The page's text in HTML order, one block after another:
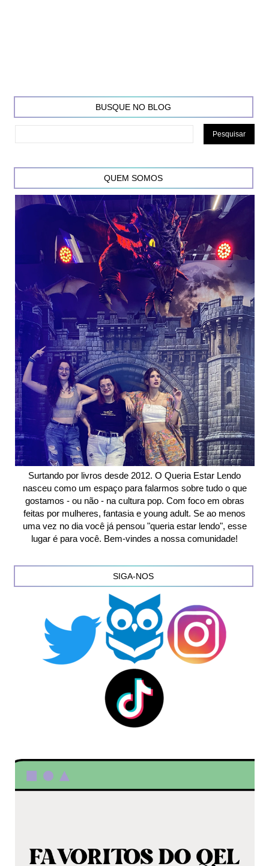
BUSQUE NO BLOG
QUEM SOMOS
Surtando por livros desde 2012. O Queria Estar Lendo
nasceu como um espaço para falarmos sobre tudo o que
gostamos - ou não - na cultura pop. Com foco em obras
feitas por mulheres, fantasia e young adult. Se ao menos
uma vez no dia você já pensou "queria estar lendo", esse
lugar é para você. Bem-vindes a nossa comunidade!
SIGA-NOS